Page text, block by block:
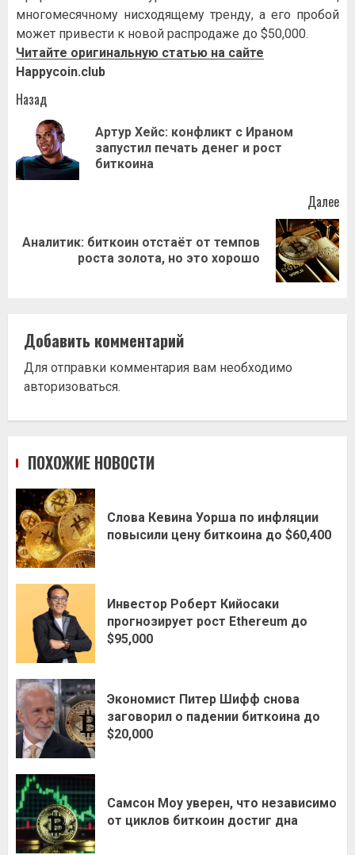
многомесячному нисходящему тренду, а его пробой
может привести к новой распродаже до $50,000.
Читайте оригинальную статью на сайте
Happycoin.club
Навигация
записи
Назад
Артур Хейс: конфликт с Ираном
запустил печать денег и рост
биткоина
Далее
Следующая
Аналитик: биткоин отстаёт от темпов
роста золота, но это хорошо
Добавить комментарий
Для отправки комментария вам необходимо
авторизоваться.
ПОХОЖИЕ НОВОСТИ
Слова Кевина Уорша по инфляции
повысили цену биткоина до $60,400
Инвестор Роберт Кийосаки
прогнозирует рост Ethereum до
$95,000
Экономист Питер Шифф снова
заговорил о падении биткоина до
$20,000
Самсон Моу уверен, что независимо
от циклов биткоин достиг дна